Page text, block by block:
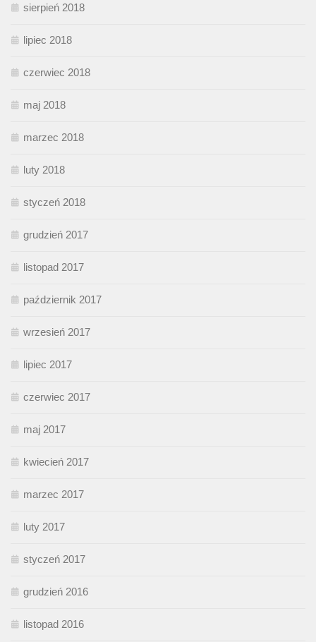
sierpień 2018
lipiec 2018
czerwiec 2018
maj 2018
marzec 2018
luty 2018
styczeń 2018
grudzień 2017
listopad 2017
październik 2017
wrzesień 2017
lipiec 2017
czerwiec 2017
maj 2017
kwiecień 2017
marzec 2017
luty 2017
styczeń 2017
grudzień 2016
listopad 2016